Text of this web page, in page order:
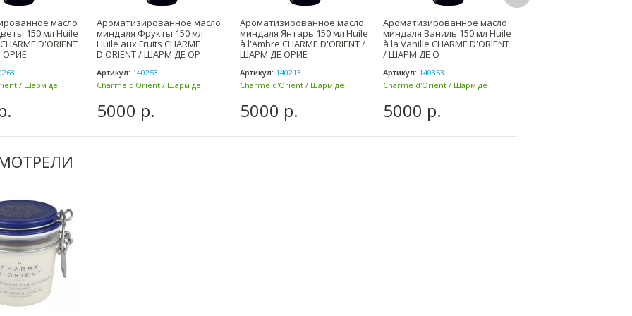
масло
150 мл Huile
D'ORIENT
/ Шарм де
Ароматизированное масло
миндаля Фрукты 150 мл
Huile aux Fruits CHARME
D'ORIENT / ШАРМ ДЕ ОР
Артикул: 140253
Charme d'Orient / Шарм де
5000 р.
Ароматизированное масло
миндаля Янтарь 150 мл Huile
à l'Ambre CHARME D'ORIENT /
ШАРМ ДЕ ОРИЕ
Артикул: 140213
Charme d'Orient / Шарм де
5000 р.
Ароматизированное масло
миндаля Ваниль 150 мл Huile
à la Vanille CHARME D'ORIENT
/ ШАРМ ДЕ О
Артикул: 140353
Charme d'Orient / Шарм де
5000 р.